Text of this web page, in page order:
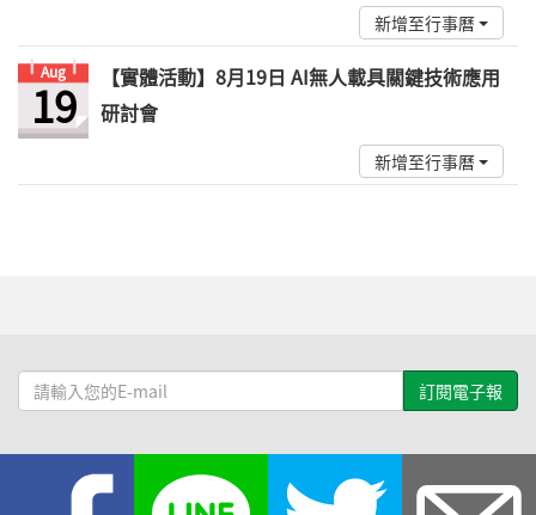
新增至行事曆
Aug
19
【實體活動】8月19日 AI無人載具關鍵技術應用
研討會
新增至行事曆
請
輸